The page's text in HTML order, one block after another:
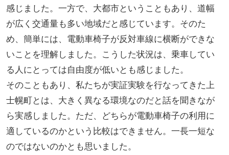
感じました。一方で、大都市ということもあり、道幅
が広く交通量も多い地域だと感じています。そのた
め、簡単には、電動車椅子が反対車線に横断ができな
いことを理解しました。こうした状況は、乗車してい
る人にとっては自由度が低いとも感じました。
そのこともあり、私たちが実証実験を行なってきた上
士幌町とは、大きく異なる環境なのだと話を聞きなが
ら実感しました。ただ、どちらが電動車椅子の利用に
適しているのかという比較はできません。一長一短な
のではないのかとも思いました。